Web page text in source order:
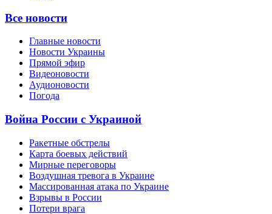
Все новости
Главные новости
Новости Украины
Прямой эфир
Видеоновости
Аудионовости
Погода
Война России с Украиной
Ракетные обстрелы
Карта боевых действий
Мирные переговоры
Воздушная тревога в Украине
Массированная атака по Украине
Взрывы в России
Потери врага